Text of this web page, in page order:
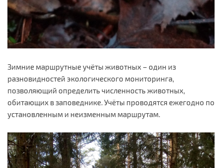
Зимние маршрутные учёты животных – один из
разновидностей экологического мониторинга,
позволяющий определить численность животных,
обитающих в заповеднике. Учёты проводятся ежегодно по
установленным и неизменным маршрутам.